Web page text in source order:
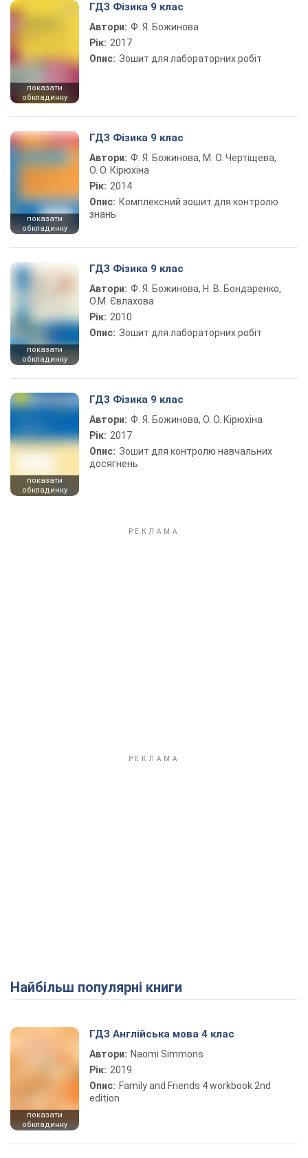
показати
обкладинку
ГДЗ Фізика 9 клас
Автори: Ф. Я. Божинова
Рік: 2017
Опис:
Зошит для лабораторних робіт
показати
обкладинку
ГДЗ Фізика 9 клас
Автори: Ф. Я. Божинова, М. О. Чертіщева,
О. О. Кірюхіна
Рік: 2014
Опис: Комплексний зошит для контролю
знань
показати
обкладинку
ГДЗ Фізика 9 клас
Автори: Ф. Я. Божинова, Н. В. Бондаренко,
О.М. Євлахова
Рік: 2010
Опис: Зошит для лабораторних робіт
показати
обкладинку
ГДЗ Фізика 9 клас
Автори: Ф. Я. Божинова, О. О. Кірюхіна
Рік: 2017
Опис: Зошит для контролю навчальних
досягнень
Найбільш популярні книги
показати
обкладинку
ГДЗ Англійська мова 4 клас
Автори: Naomi Simmons
Рік: 2019
Опис: Family and Friends 4 workbook 2nd
edition